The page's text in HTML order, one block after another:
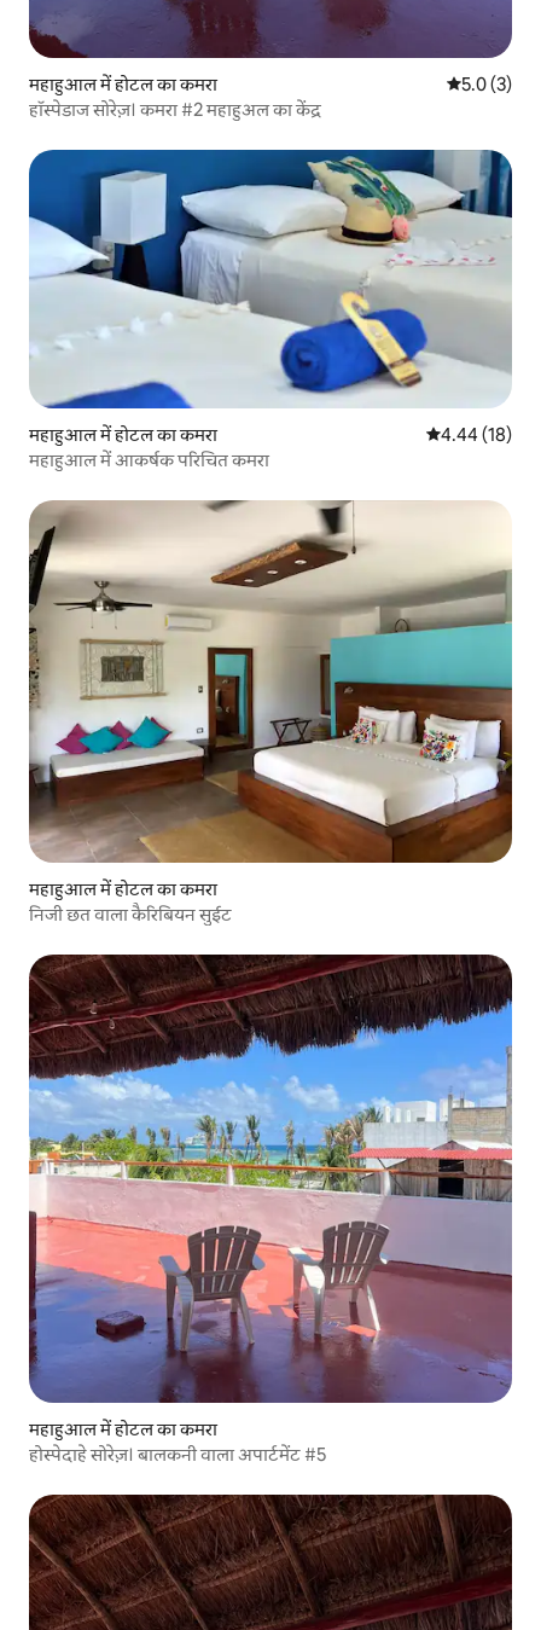
महाहुआल में होटल का कमरा औसत रेटिंग 5
5.0 (3)
हॉस्पेडाज सोरेज़। कमरा #2 महाहुअल का केंद्र
महाहुआल में होटल का कमरा औसत रेटिंग 5 में
4.44 (18)
महाहुआल में आकर्षक परिचित कमरा
महाहुआल में होटल का कमरा
निजी छत वाला कैरिबियन सुईट
महाहुआल में होटल का कमरा
होस्पेदाहे सोरेज़। बालकनी वाला अपार्टमेंट #5